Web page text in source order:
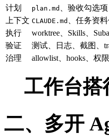
计划
plan.md 、验收勾选项
上下文 CLAUDE.md 、任务资
执行
worktree、Skills、
验证
测试、日志、截图、
治理
allowlist、hooks、权
工作台搭
二、多开